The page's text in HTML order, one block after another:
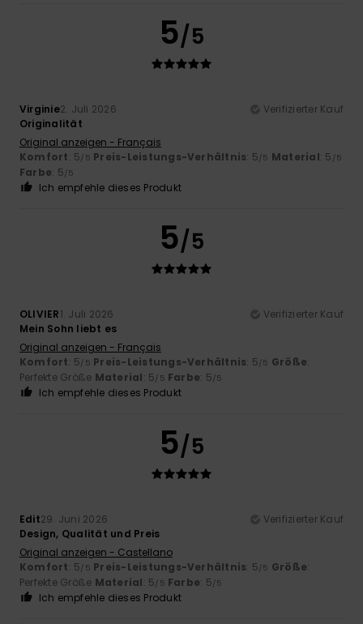
5/5
Virginie2. Juli 2026
Verifizierter Kauf
Originalität
Original anzeigen - Français
Komfort: 5/5 Preis-Leistungs-Verhältnis: 5/5 Material: 5 /5
Farbe: 5/5
Ich empfehle dieses Produkt
5/5
OLIVIER1. Juli 2026
Verifizierter Kauf
Mein Sohn liebt es
Original anzeigen - Français
Komfort: 5/5 Preis-Leistungs-Verhältnis: 5/5 Größe:
Perfekte Größe Material: 5/5 Farbe: 5/5
Ich empfehle dieses Produkt
5/5
Edit29. Juni 2026
Verifizierter Kauf
Design, Qualität und Preis
Original anzeigen - Castellano
Komfort: 5/5 Preis-Leistungs-Verhältnis: 5/5 Größe:
Perfekte Größe Material: 5/5 Farbe: 5/5
Ich empfehle dieses Produkt